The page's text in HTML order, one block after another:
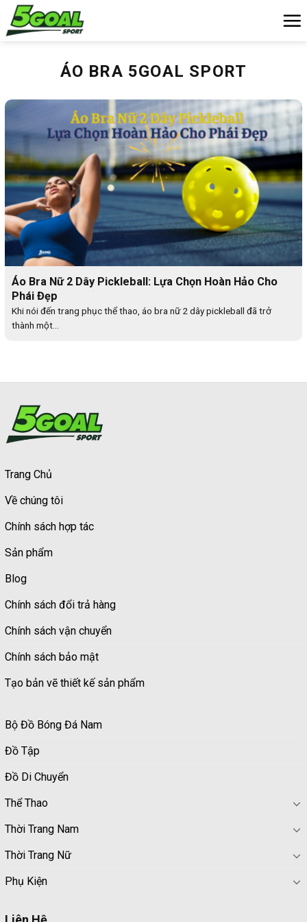
Chuyển
đến
ÁO BRA 5GOAL SPORT
Áo Bra Nữ 2 Dây Pickleball: Lựa Chọn Hoàn Hảo Cho
Phái Đẹp
Khi nói đến trang phục thể thao, áo bra nữ 2 dây pickleball đã trở
thành một...
Trang Chủ
Về chúng tôi
Chính sách hợp tác
Sản phẩm
Blog
Chính sách đổi trả hàng
Chính sách vận chuyển
Chính sách bảo mật
Tạo bản vẽ thiết kế sản phẩm
Bộ Đồ Bóng Đá Nam
Đồ Tập
Đồ Di Chuyển
Thể Thao
Thời Trang Nam
Thời Trang Nữ
Phụ Kiện